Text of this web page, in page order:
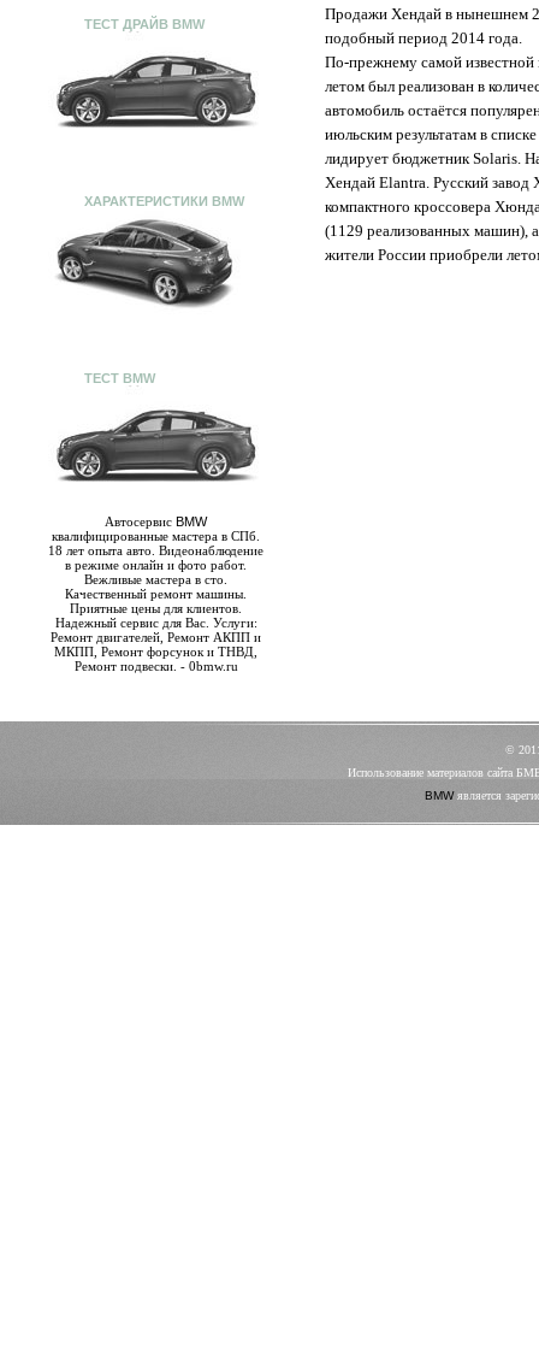
ТЕСТ ДРАЙВ BMW
ХАРАКТЕРИСТИКИ BMW
ТЕСТ BMW
АвтосервисBMW
квалифицированные мастера в СПб.
18 лет опыта авто. Видеонаблюдение
в режиме онлайн и фото работ.
Вежливые мастера в сто.
Качественный ремонт машины.
Приятные цены для клиентов.
Надежный сервис для Вас. Услуги:
Ремонт двигателей, Ремонт АКПП и
МКПП, Ремонт форсунок и ТНВД,
Ремонт подвески. - 0bmw.ru
Продажи Хендай в нынешнем
подобный период 2014 года.
По-прежнему самой
летом был реализован в
автомобиль остаётся
июльским результатам в
лидирует бюджетник Solaris.
Хендай Elantra. Русский завод
компактного кроссовера
(1129 реализованных машин),
жители России приобрели
©
Использование материалов сайта
BMWявляется